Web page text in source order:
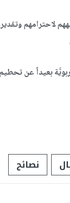
لاحترامهم
بعيداً عن
نصائح